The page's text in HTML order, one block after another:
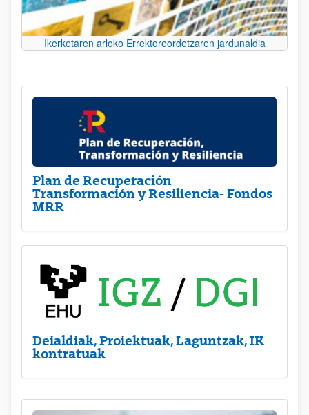
Ikerketaren arloko Errektoreordetzaren jardunaldia
Plan de Recuperación
Transformación y Resiliencia- Fondos
MRR
Deialdiak, Proiektuak, Laguntzak, IK
kontratuak